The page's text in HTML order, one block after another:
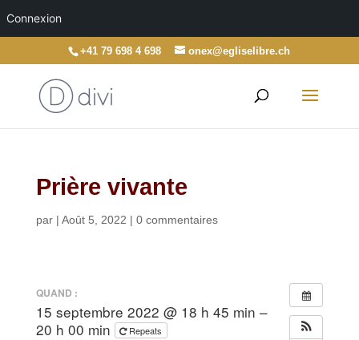
Connexion
+41 79 698 4 698 onex@egliselibre.ch
Prière vivante
par | Août 5, 2022 | 0 commentaires
QUAND :
15 septembre 2022 @ 18 h 45 min –
20 h 00 min
Repeats